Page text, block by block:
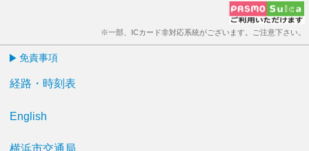
※一部、ICカード非対応系統がございます。ご注意下さい。
免責事項
経路・時刻表
English
横浜市交通局